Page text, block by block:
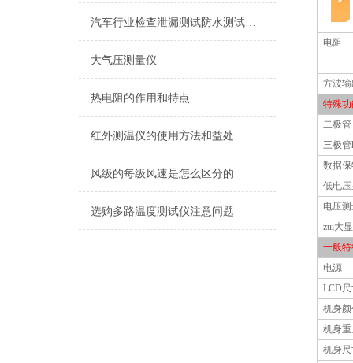
汽车行业检查泄漏测试防水测试方案
大气压测量仪
热电阻的作用和特点
红外测温仪的使用方法和益处
风级的每级风速是怎么区分的
选购多路温度测试仪注意问题
电阻
方波
特殊
二极管
三极管
数据
低电
电压
zui大
一般
电源
LCD
机身
机身
机身